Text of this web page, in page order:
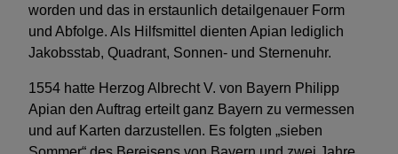
worden und das in erstaunlich detailgenauer Form
und Abfolge. Als Hilfsmittel dienten Apian lediglich
Jakobsstab, Quadrant, Sonnen- und Sternenuhr.
1554 hatte Herzog Albrecht V. von Bayern Philipp
Apian den Auftrag erteilt ganz Bayern zu vermessen
und auf Karten darzustellen. Es folgten „sieben